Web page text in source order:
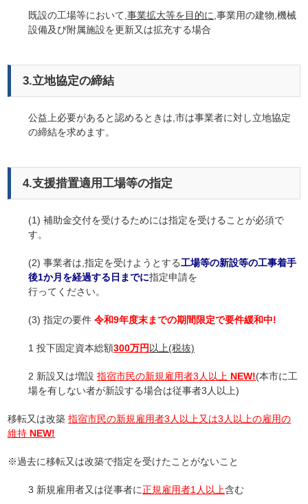
既設の工場等において,事業拡大等を目的に ,事業用の建物,機械
設備及び附属施設を更新又は拡充する場合
3.立地協定の締結
公益上必要があると認めるときは,市は事業者に対し立地協定
の締結を求めます。
4.支援措置適用工場等の指定
(1) 補助金交付を受けるためには指定を受けることが必須で
す。
(2) 事業者は,指定を受けようとする工場等の新設等の工事着手
後1か月を経過する日までに指定申請を
行ってください。
(3) 指定の要件令和9年度末までの期間限定で要件緩和中!
1 投下固定資本総額300万円 以上(税抜)
2 新設又は増設指宿市民の新規雇用者3人以上 NEW!(本市に工
場を有しない者が新設する場合は従事者3人以上)
移転又は改築指宿市民の新規雇用者3 人以上又は3 人以上の雇用の
維持 NEW!
※過去に移転又は改築で指定を受けたことがないこと
3 新規雇用者又は従事者に正規雇用者1人以上含む